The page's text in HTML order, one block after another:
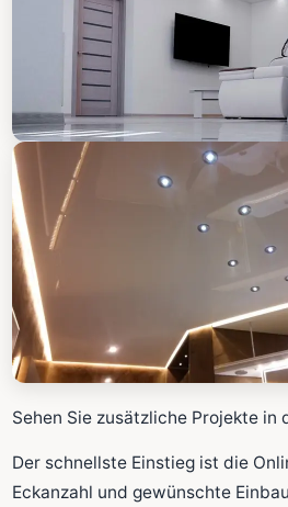
Sehen Sie zusätzliche Projekte in
Der schnellste Einstieg ist die
Eckanzahl und gewünschte